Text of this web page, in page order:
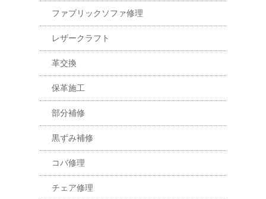
ファブリックソファ修理
レザークラフト
革交換
保革施工
部分補修
黒ずみ補修
コバ修理
チェア修理